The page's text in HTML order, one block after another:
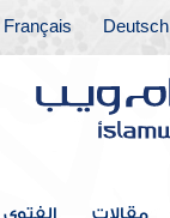
Deutsch
Français